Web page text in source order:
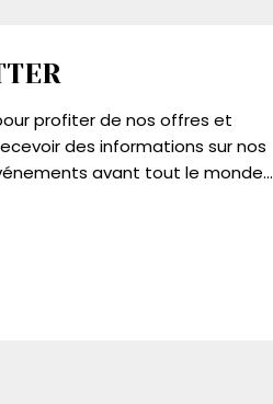
profiter de nos offres et
des informations sur nos
avant tout le monde...